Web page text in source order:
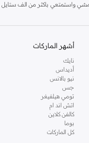
واستمتعي باكثر من الف ستايل
أشهر الماركات
نايك
أديداس
نيو بالانس
جس
تومي هيلفيغر
اتش اند ام
كالفن كلاين
بوما
كل الماركات